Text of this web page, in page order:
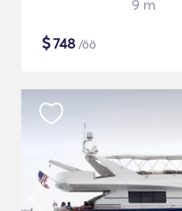
9 m
$748 /öö